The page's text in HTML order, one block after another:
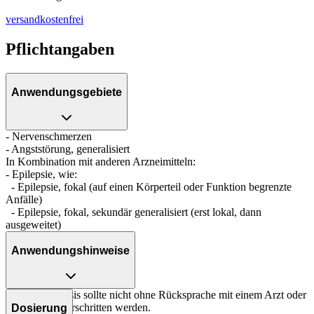
versandkostenfrei
Pflichtangaben
Anwendungsgebiete
- Nervenschmerzen
- Angststörung, generalisiert
In Kombination mit anderen Arzneimitteln:
- Epilepsie, wie:
- Epilepsie, fokal (auf einen Körperteil oder Funktion begrenzte
Anfälle)
- Epilepsie, fokal, sekundär generalisiert (erst lokal, dann
ausgeweitet)
Anwendungshinweise
Die Gesamtdosis sollte nicht ohne Rücksprache mit einem Arzt oder
Apotheker überschritten werden.
Dosierung